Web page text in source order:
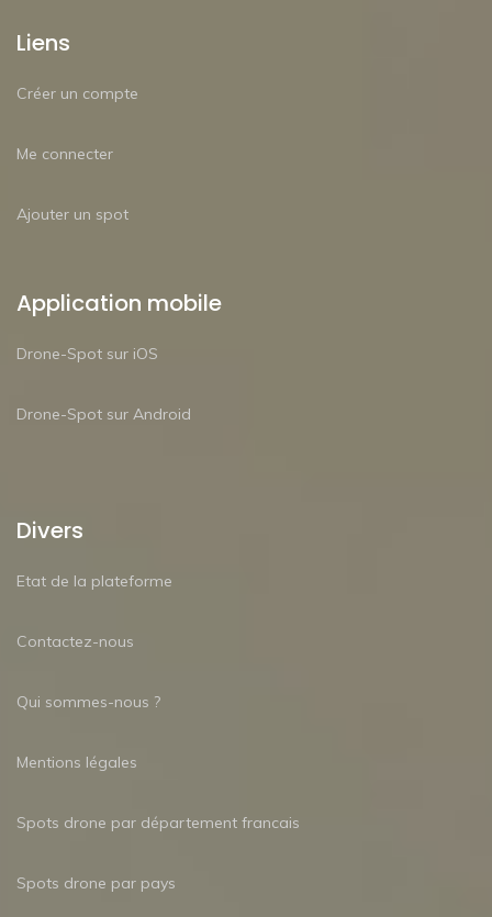
Liens
Créer un compte
Me connecter
Ajouter un spot
Application mobile
Drone-Spot sur iOS
Drone-Spot sur Android
Divers
Etat de la plateforme
Contactez-nous
Qui sommes-nous ?
Mentions légales
Spots drone par département francais
Spots drone par pays